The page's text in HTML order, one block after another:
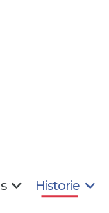
Historie